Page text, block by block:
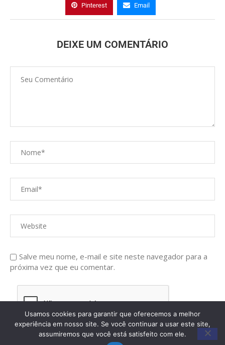
Pinterest Email
DEIXE UM COMENTÁRIO
Salve meu nome, e-mail e site neste navegador para a
próxima vez que eu comentar.
Usamos cookies para garantir que oferecemos a melhor
experiência em nosso site. Se você continuar a usar este site,
assumiremos que você está satisfeito com ele.